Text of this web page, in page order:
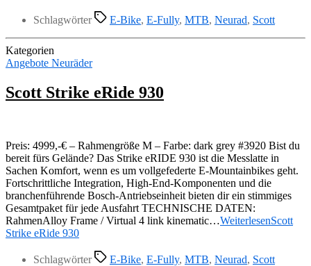
Schlagwörter E-Bike, E-Fully, MTB, Neurad, Scott
Kategorien
Angebote Neuräder
Scott Strike eRide 930
Preis: 4999,-€ – Rahmengröße M – Farbe: dark grey #3920 Bist du
bereit fürs Gelände? Das Strike eRIDE 930 ist die Messlatte in
Sachen Komfort, wenn es um vollgefederte E-Mountainbikes geht.
Fortschrittliche Integration, High-End-Komponenten und die
branchenführende Bosch-Antriebseinheit bieten dir ein stimmiges
Gesamtpaket für jede Ausfahrt TECHNISCHE DATEN:
RahmenAlloy Frame / Virtual 4 link kinematic…WeiterlesenScott
Strike eRide 930
Schlagwörter E-Bike, E-Fully, MTB, Neurad, Scott